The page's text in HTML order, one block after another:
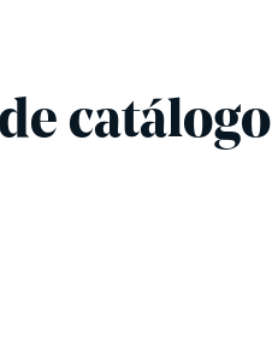
catálogo